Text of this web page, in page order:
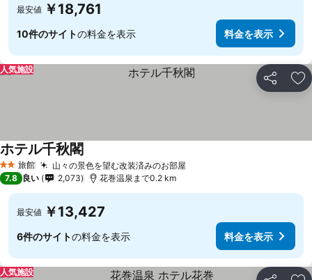
最安値 ￥18,761
10件のサイトの料金を表示 料金を表示
シェア お
人気施設
2 ホテルのランク
旅館 山々の景色を望む改装済みのお部屋
ホテル千秋閣
7.8 良い 2,073 花巻温泉まで0.2 km
最安値 ￥13,427
6件のサイトの料金を表示 料金を表示
人気施設